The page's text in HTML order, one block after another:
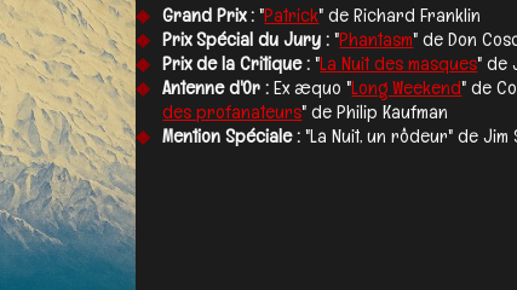
Grand Prix :"Patrick" de Richard Franklin
Prix Spécial du Jury :"Phantasm" de Don
Prix de la Critique :"La Nuit des masques" de
Antenne d'Or :Ex æquo "Long Weekend" de
des profanateurs" de Philip Kaufman
Mention Spéciale :"La Nuit, un rôdeur" de Jim